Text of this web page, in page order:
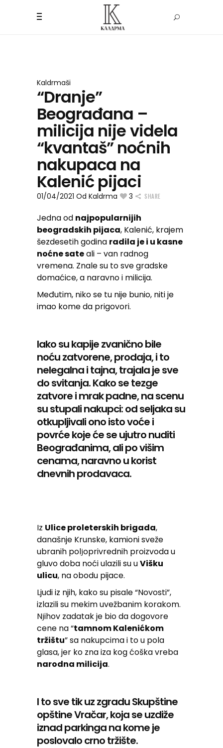
Kaldrmaši
“Dranje”
Beograđana –
milicija nije videla
“kvantaš” noćnih
nakupaca na
Kalenić pijaci
01/04/2021 Od Kaldrma 3 SHARE
Jedna od najpopularnijih
beogradskih pijaca, Kalenić, krajem
šezdesetih godina radila je i u kasne
noćne sateali – van radnog
vremena. Znale su to sve gradske
domaćice, a naravno i milicija.
Međutim, niko se tu nije bunio, niti je
imao kome da prigovori.
Iako su kapije zvanično bile
noću zatvorene, prodaja, i to
nelegalna i tajna, trajala je sve
do svitanja. Kako se tezge
zatvore i mrak padne, na scenu
su stupali nakupci: od seljaka su
otkupljivali ono isto voće i
povrće koje će se ujutro nuditi
Beograđanima, ali po višim
cenama, naravno u korist
dnevnih prodavaca.
Iz Ulice proleterskih brigada,
današnje Krunske, kamioni sveže
ubranih polјoprivrednih proizvoda u
gluvo doba noći ulazili su uVišku
ulicu, na obodu pijace.
Ljudi iz njih, kako su pisale “Novosti”,
izlazili su mekim uvežbanim korakom.
Nјihov zadatak je bio da dogovore
cene na “tamnom Kalenićkom
tržištu” sa nakupcima i to u pola
glasa, jer ko zna iza kog ćoška vreba
narodna milicija.
I to sve tik uz zgradu Skupštine
opštine Vračar, koja se uzdiže
iznad parkinga na kome je
poslovalo crno tržište.